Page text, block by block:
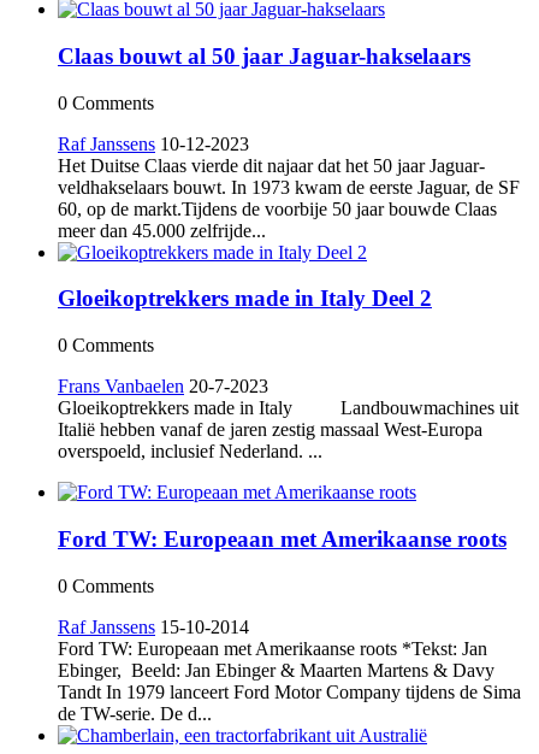
Claas bouwt al 50 jaar Jaguar-hakselaars
0 Comments
Raf Janssens 10-12-2023
Het Duitse Claas vierde dit najaar dat het 50 jaar Jaguar-
veldhakselaars bouwt. In 1973 kwam de eerste Jaguar, de SF
60, op de markt.Tijdens de voorbije 50 jaar bouwde Claas
meer dan 45.000 zelfrijde...
Gloeikoptrekkers made in Italy Deel 2
0 Comments
Frans Vanbaelen 20-7-2023
Gloeikoptrekkers made in Italy Landbouwmachines uit
Italië hebben vanaf de jaren zestig massaal West-Europa
overspoeld, inclusief Nederland. ...
Ford TW: Europeaan met Amerikaanse roots
0 Comments
Raf Janssens 15-10-2014
Ford TW: Europeaan met Amerikaanse roots *Tekst: Jan
Ebinger, Beeld: Jan Ebinger & Maarten Martens & Davy
Tandt In 1979 lanceert Ford Motor Company tijdens de Sima
de TW-serie. De d...